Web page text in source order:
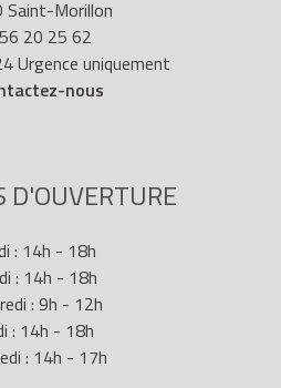
Saint-Morillon
20 25 62
Urgence uniquement
nous
D'OUVERTURE
: 14h - 18h
: 14h - 18h
: 9h - 12h
: 14h - 18h
: 14h - 17h